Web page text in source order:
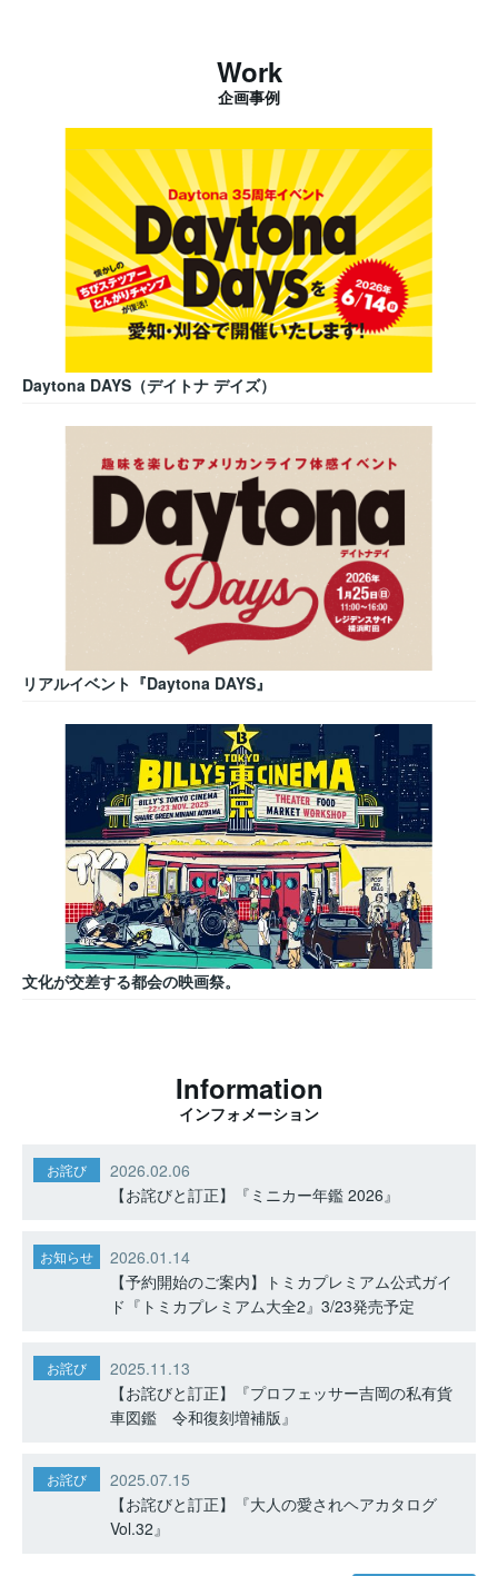
Work
企画事例
Daytona DAYS（デイトナ デイズ）
リアルイベント『Daytona DAYS』
文化が交差する都会の映画祭。
Information
インフォメーション
お詫び
2026.02.06
【お詫びと訂正】『ミニカー年鑑 2026』
お知らせ
2026.01.14
【予約開始のご案内】トミカプレミアム公式ガイ
ド『トミカプレミアム大全2』3/23発売予定
お詫び
2025.11.13
【お詫びと訂正】『プロフェッサー吉岡の私有貨
車図鑑 令和復刻増補版』
お詫び
2025.07.15
【お詫びと訂正】『大人の愛されヘアカタログ
Vol.32』